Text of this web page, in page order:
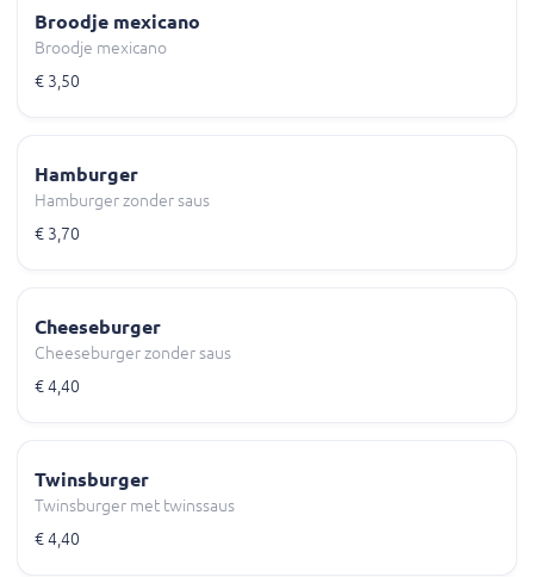
Broodje mexicano
Broodje mexicano
€ 3,50
Hamburger
Hamburger zonder saus
€ 3,70
Cheeseburger
Cheeseburger zonder saus
€ 4,40
Twinsburger
Twinsburger met twinssaus
€ 4,40